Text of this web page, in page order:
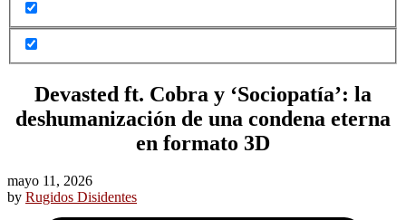
Devasted ft. Cobra y ‘Sociopatía’: la
deshumanización de una condena eterna
en formato 3D
mayo 11, 2026
by Rugidos Disidentes